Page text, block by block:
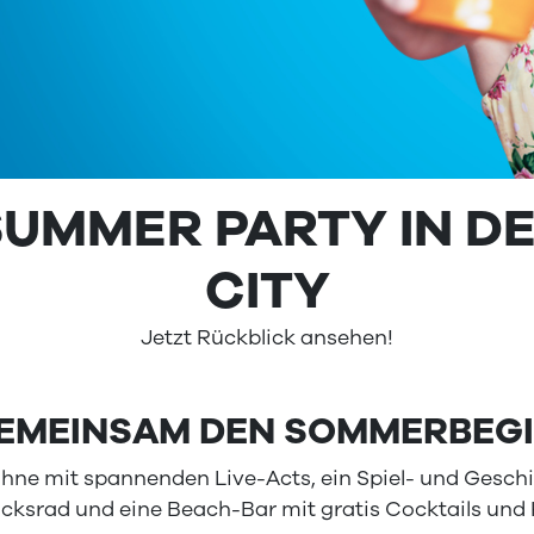
PARTY IN
CITY
Jetzt Rückblick ansehen!
DEN
mit spannenden Live-Acts, ein Spiel- und
und eine Beach-Bar mit gratis Cocktails